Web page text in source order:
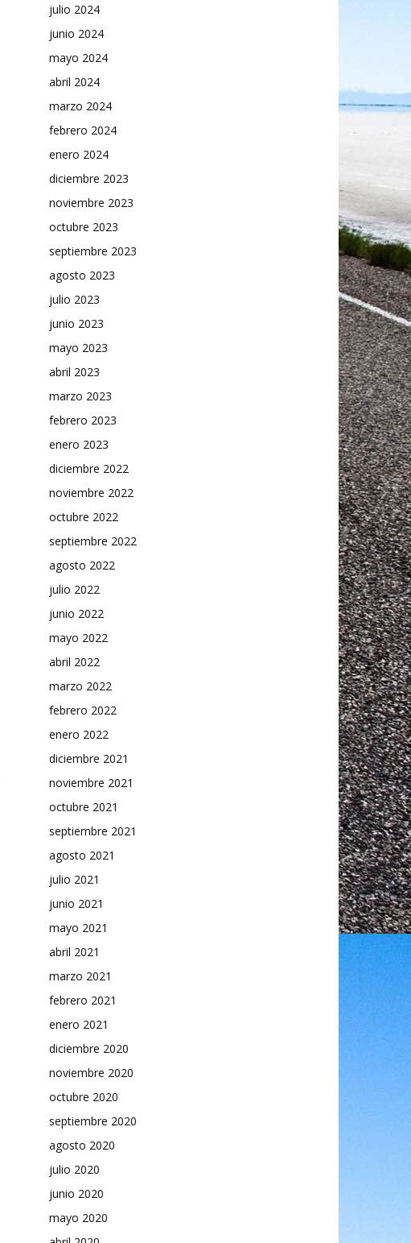
julio 2024
junio 2024
mayo 2024
abril 2024
marzo 2024
febrero 2024
enero 2024
diciembre 2023
noviembre 2023
octubre 2023
septiembre 2023
agosto 2023
julio 2023
junio 2023
mayo 2023
abril 2023
marzo 2023
febrero 2023
enero 2023
diciembre 2022
noviembre 2022
octubre 2022
septiembre 2022
agosto 2022
julio 2022
junio 2022
mayo 2022
abril 2022
marzo 2022
febrero 2022
enero 2022
diciembre 2021
noviembre 2021
octubre 2021
septiembre 2021
agosto 2021
julio 2021
junio 2021
mayo 2021
abril 2021
marzo 2021
febrero 2021
enero 2021
diciembre 2020
noviembre 2020
octubre 2020
septiembre 2020
agosto 2020
julio 2020
junio 2020
mayo 2020